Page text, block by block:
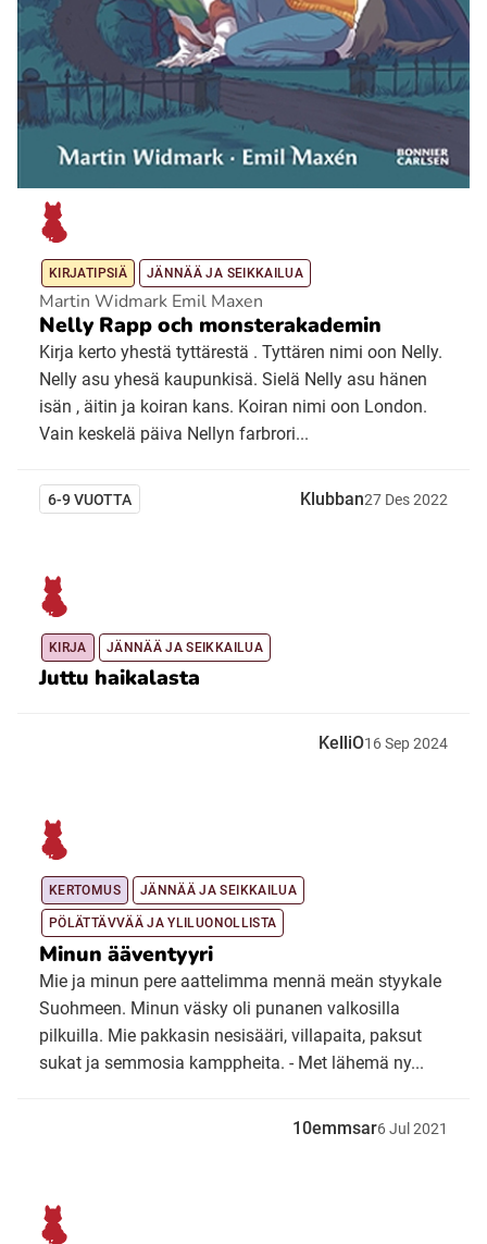
KIRJATIPSIÄ JÄNNÄÄ JA SEIKKAILUA
Martin Widmark Emil Maxen
Nelly Rapp och monsterakademin
Kirja kerto yhestä tyttärestä . Tyttären nimi oon Nelly.
Nelly asu yhesä kaupunkisä. Sielä Nelly asu hänen
isän , äitin ja koiran kans. Koiran nimi oon London.
Vain keskelä päiva Nellyn farbrori...
6-9 VUOTTA Klubban27 Des2022
KIRJA JÄNNÄÄ JA SEIKKAILUA
Juttu haikalasta
KelliO16Sep2024
KERTOMUS JÄNNÄÄ JA SEIKKAILUA
PÖLÄTTÄVVÄÄ JA YLILUONOLLISTA
Minun ääventyyri
Mie ja minun pere aattelimma mennä meän styykale
Suohmeen. Minun väsky oli punanen valkosilla
pilkuilla. Mie pakkasin nesisääri, villapaita, paksut
sukat ja semmosia kamppheita. - Met lähemä ny...
10emmsar6Jul2021